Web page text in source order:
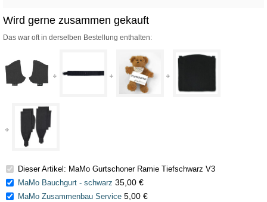
Wird gerne zusammen gekauft
Das war oft in derselben Bestellung enthalten:
Dieser Artikel: MaMo Gurtschoner Ramie Tiefschwarz V3
MaMo Bauchgurt - schwarz 35,00 €
MaMo Zusammenbau Service 5,00 €